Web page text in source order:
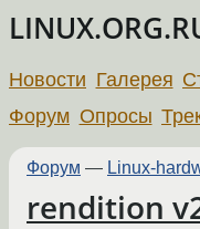
Новости Галерея
Форум Опросы
Форум — Linux-
rendition